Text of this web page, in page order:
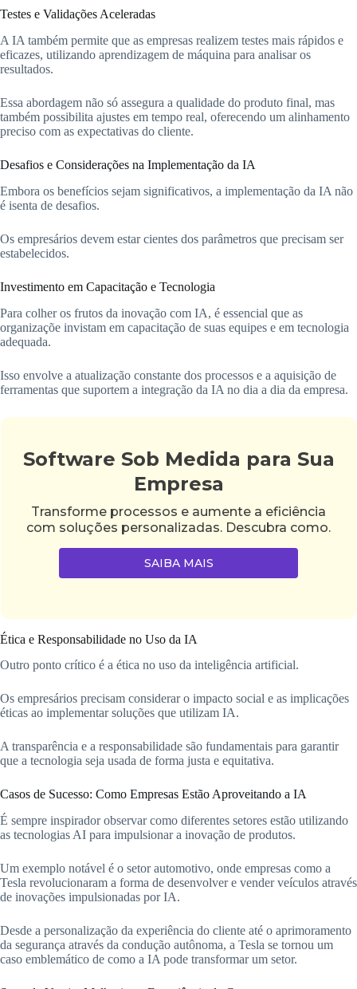
Testes e Validações Aceleradas
A IA também permite que as empresas realizem testes mais rápidos e
eficazes, utilizando aprendizagem de máquina para analisar os
resultados.
Essa abordagem não só assegura a qualidade do produto final, mas
também possibilita ajustes em tempo real, oferecendo um alinhamento
preciso com as expectativas do cliente.
Desafios e Considerações na Implementação da IA
Embora os benefícios sejam significativos, a implementação da IA não
é isenta de desafios.
Os empresários devem estar cientes dos parâmetros que precisam ser
estabelecidos.
Investimento em Capacitação e Tecnologia
Para colher os frutos da inovação com IA, é essencial que as
organizaçõe invistam em capacitação de suas equipes e em tecnologia
adequada.
Isso envolve a atualização constante dos processos e a aquisição de
ferramentas que suportem a integração da IA no dia a dia da empresa.
Software Sob Medida para Sua
Empresa
Transforme processos e aumente a eficiência
com soluções personalizadas. Descubra como.
SAIBA MAIS
Ética e Responsabilidade no Uso da IA
Outro ponto crítico é a ética no uso da inteligência artificial.
Os empresários precisam considerar o impacto social e as implicações
éticas ao implementar soluções que utilizam IA.
A transparência e a responsabilidade são fundamentais para garantir
que a tecnologia seja usada de forma justa e equitativa.
Casos de Sucesso: Como Empresas Estão Aproveitando a IA
É sempre inspirador observar como diferentes setores estão utilizando
as tecnologias AI para impulsionar a inovação de produtos.
Um exemplo notável é o setor automotivo, onde empresas como a
Tesla revolucionaram a forma de desenvolver e vender veículos através
de inovações impulsionadas por IA.
Desde a personalização da experiência do cliente até o aprimoramento
da segurança através da condução autônoma, a Tesla se tornou um
caso emblemático de como a IA pode transformar um setor.